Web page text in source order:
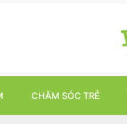
CHĂM SÓC TRẺ